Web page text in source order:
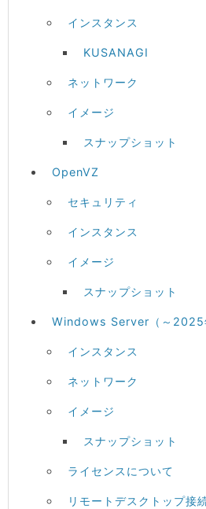
インスタンス
KUSANAGI
ネットワーク
イメージ
スナップショット
OpenVZ
セキュリティ
インスタンス
イメージ
スナップショット
Windows Server（～2025
インスタンス
ネットワーク
イメージ
スナップショット
ライセンスについて
リモートデスクトップ接